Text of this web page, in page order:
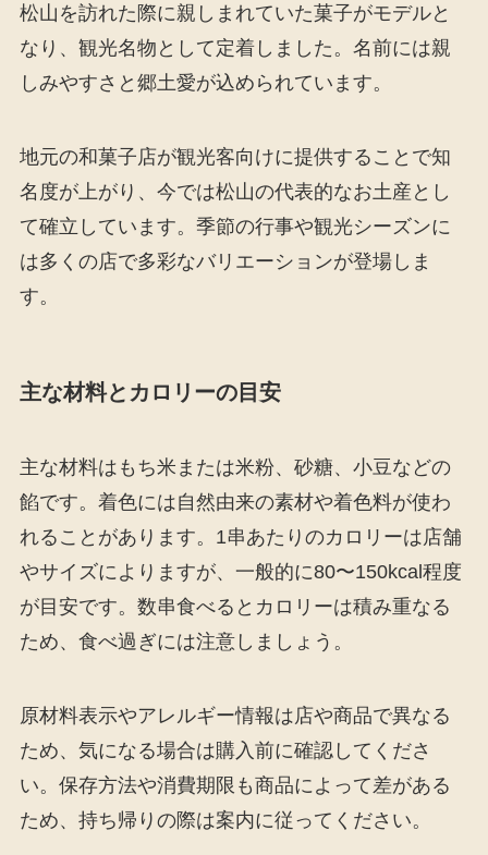
松山を訪れた際に親しまれていた菓子がモデルと
なり、観光名物として定着しました。名前には親
しみやすさと郷土愛が込められています。
地元の和菓子店が観光客向けに提供することで知
名度が上がり、今では松山の代表的なお土産とし
て確立しています。季節の行事や観光シーズンに
は多くの店で多彩なバリエーションが登場しま
す。
主な材料とカロリーの目安
主な材料はもち米または米粉、砂糖、小豆などの
餡です。着色には自然由来の素材や着色料が使わ
れることがあります。1串あたりのカロリーは店舗
やサイズによりますが、一般的に80〜150kcal程度
が目安です。数串食べるとカロリーは積み重なる
ため、食べ過ぎには注意しましょう。
原材料表示やアレルギー情報は店や商品で異なる
ため、気になる場合は購入前に確認してくださ
い。保存方法や消費期限も商品によって差がある
ため、持ち帰りの際は案内に従ってください。